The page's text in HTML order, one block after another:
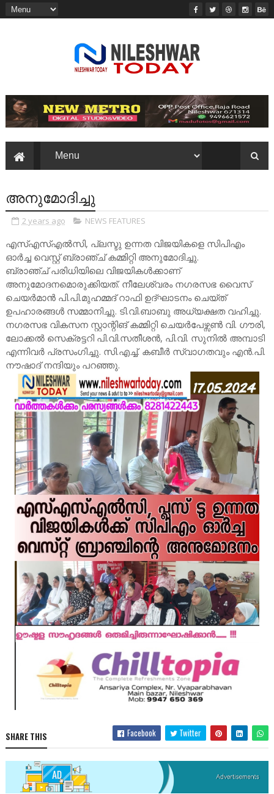
അനുമോദിച്ചു
2 years ago NEWS FEATURES
എസ്എസ്എൽസി, പ്ലസ്ടു ഉന്നത വിജയികളെ സിപിഎം
ഓർച്ച വെസ്റ്റ് ബ്രാഞ്ച് കമ്മിറ്റി അനുമോദിച്ചു.
ബ്രാഞ്ച് പരിധിയിലെ വിജയികൾക്കാണ്
അനുമോദനമൊരുക്കിയത്. നീലേശ്വരം നഗരസഭ വൈസ്
ചെയർമാൻ പി.പി.മുഹമ്മദ് റാഫി ഉദ്ഘാടനം ചെയ്ത്
ഉപഹാരങ്ങൾ സമ്മാനിച്ചു. ടി.വി.ബാബു അധ്യക്ഷത വഹിച്ചു.
നഗരസഭ വികസന സ്റ്റാന്റിങ് കമ്മിറ്റി ചെയർപേഴ്സൺ വി. ഗൗരി,
ലോക്കൽ സെക്രട്ടറി പി.വി.സതീശൻ, പി.വി. സുനിൽ അമ്പാടി
എന്നിവർ പ്രസംഗിച്ചു. സി.എച്ച്. കബീർ സ്വാഗതവും എൻ.പി.
നൗഷാദ് നന്ദിയും പറഞ്ഞു.
SHARE THIS Facebook Twitter